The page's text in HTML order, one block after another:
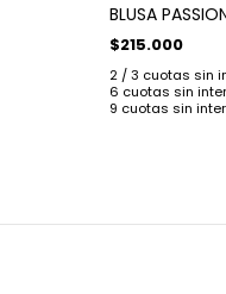
BLUSA
$215.000